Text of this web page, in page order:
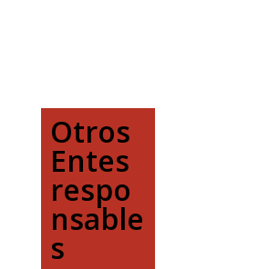
Otros
Entes
respo
nsable
s